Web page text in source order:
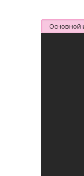
Основной